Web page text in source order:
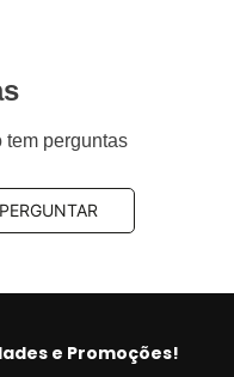
nossa fábrica na
fornecendo a
e segurança.
tem perguntas
e Promoções!